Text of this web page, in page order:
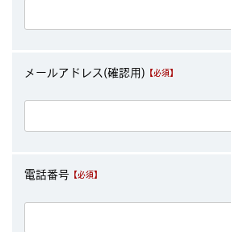
メールアドレス(確認用)
電話番号